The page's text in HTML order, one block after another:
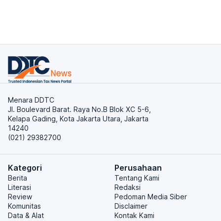
Menara DDTC
Jl. Boulevard Barat. Raya No.B Blok XC 5-6,
Kelapa Gading, Kota Jakarta Utara, Jakarta
14240
(021) 29382700
Kategori
Berita
Literasi
Review
Komunitas
Data & Alat
Perusahaan
Tentang Kami
Redaksi
Pedoman Media Siber
Disclaimer
Kontak Kami